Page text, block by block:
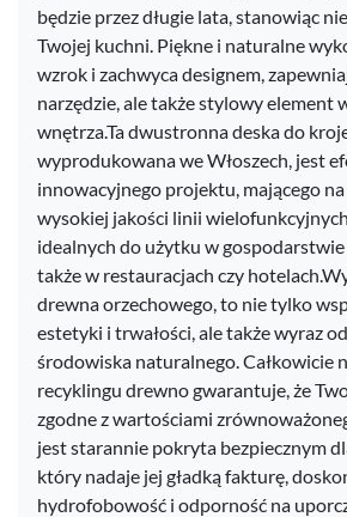
będzie przez długie lata, stanowiąc
Twojej kuchni. Piękne i naturalne
wzrok i zachwyca designem,
narzędzie, ale także stylowy element
wnętrza.Ta dwustronna deska do
wyprodukowana we Włoszech, jest
innowacyjnego projektu, mającego
wysokiej jakości linii
idealnych do użytku w
także w restauracjach czy
drewna orzechowego, to nie tylko
estetyki i trwałości, ale także wyraz
środowiska naturalnego. Całkowicie
recyklingu drewno gwarantuje, że
zgodne z wartościami
jest starannie pokryta bezpiecznym
który nadaje jej gładką fakturę,
hydrofobowość i odporność na